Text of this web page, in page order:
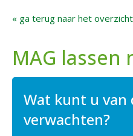
« ga terug naar het overzicht
MAG lassen
Wat kunt u van
verwachten?